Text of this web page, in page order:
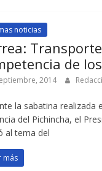
noticias
de
2014
la sabatina realizada
del Pichincha, el
al tema del
más